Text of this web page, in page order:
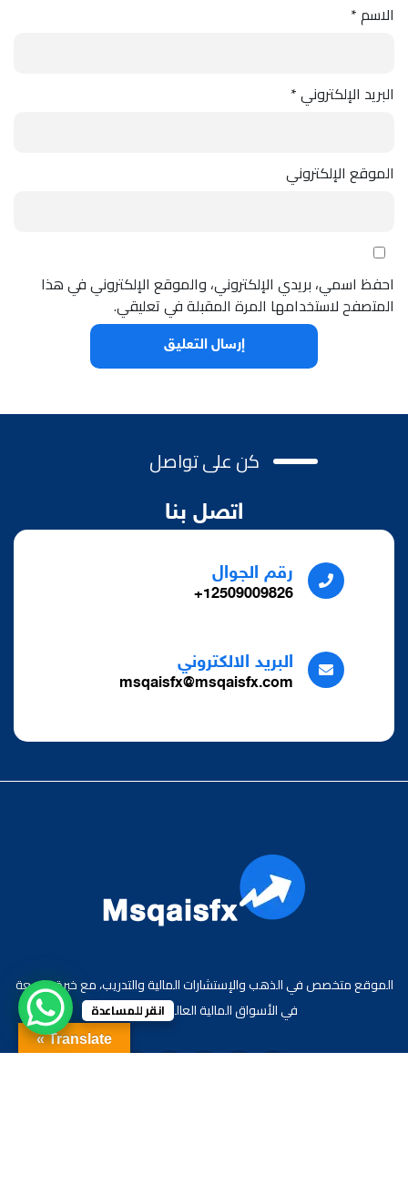
الاسم*
البريد الإلكتروني*
الموقع الإلكتروني
احفظ اسمي، بريدي الإلكتروني، والموقع الإلكتروني في هذا
المتصفح لاستخدامها المرة المقبلة في تعليقي.
كن على تواصل
اتصل بنا
رقم الجوال
12509009826+
البريد الالكتروني
msqaisfx@msqaisfx.com
الموقع متخصص في الذهب والإستشارات المالية والتدريب، مع خبرة واسعة
في الأسواق المالية العالمية والعربية.
Translate »
انقر للمساعدة